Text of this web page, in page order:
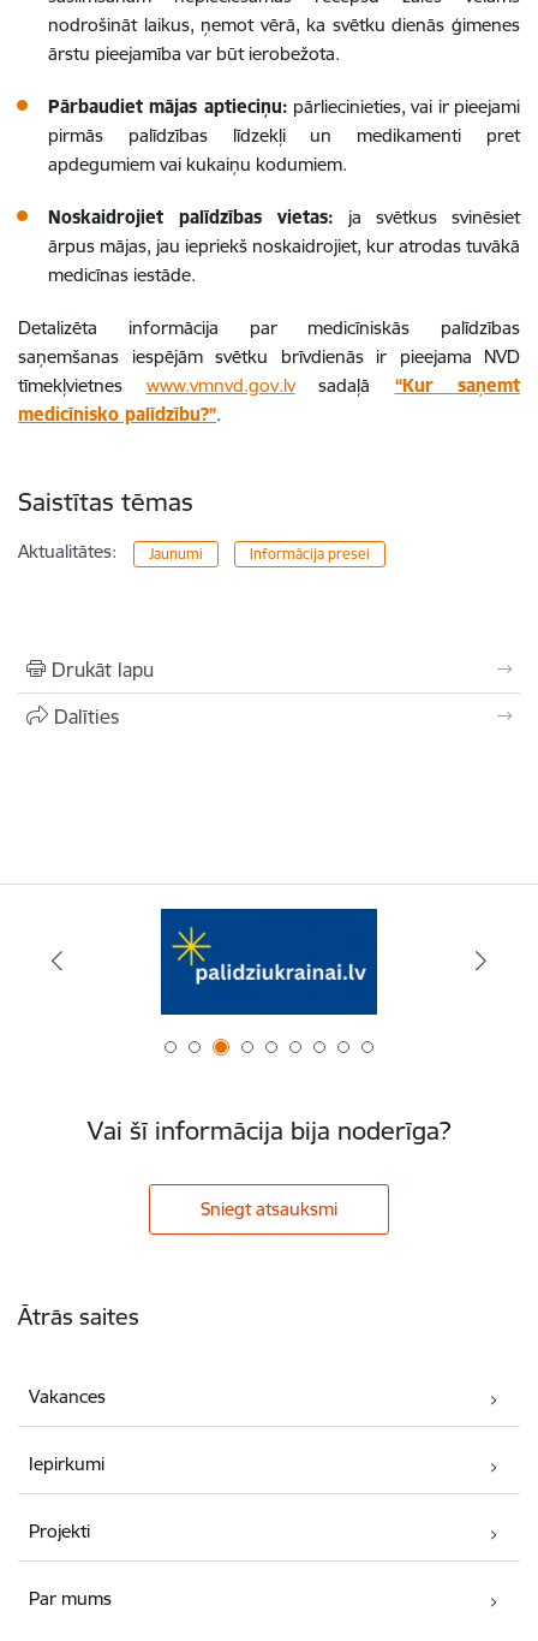
nodrošināt laikus, ņemot vērā, ka svētku dienās ģimenes
ārstu pieejamība var būt ierobežota.
Pārbaudiet mājas aptieciņu: pārliecinieties, vai ir pieejami
pirmās palīdzības līdzekļi un medikamenti pret
apdegumiem vai kukaiņu kodumiem.
Noskaidrojiet palīdzības vietas: ja svētkus svinēsiet
ārpus mājas, jau iepriekš noskaidrojiet, kur atrodas tuvākā
medicīnas iestāde.
Detalizēta informācija par medicīniskās palīdzības
saņemšanas iespējām svētku brīvdienās ir pieejama NVD
tīmekļvietnes www.vmnvd.gov.lvsadaļā
“Kur saņemt
medicīnisko palīdzību?”.
Saistītas tēmas
Aktualitātes: Jaunumi Informācija presei
Drukāt lapu
Dalīties
Vai šī informācija bija noderīga?
Sniegt atsauksmi
Ātrās saites
Vakances
Iepirkumi
Projekti
Par mums